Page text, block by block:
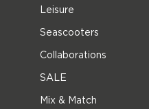
Leisure
Seascooters
Collaborations
SALE
Mix & Match